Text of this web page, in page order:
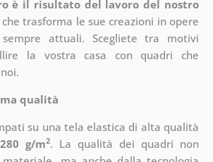
è il risultato del lavoro del nostro
chetrasforma le sue creazioni in opere
attuali. Scegliete tra motivi
la vostra casa con quadri che
qualità
su una tela elastica di alta qualità
280 g/m2. La qualità dei quadri non